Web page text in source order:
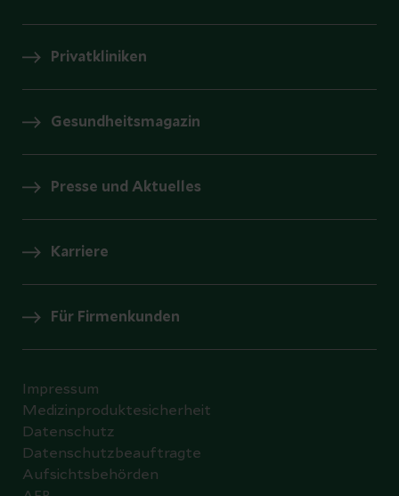
Privatkliniken
Gesundheitsmagazin
Presse und Aktuelles
Karriere
Für Firmenkunden
Impressum
Medizinproduktesicherheit
Datenschutz
Datenschutzbeauftragte
Aufsichtsbehörden